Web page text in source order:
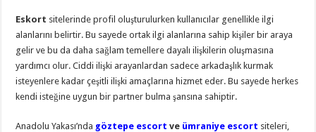
Eskort sitelerinde profil oluşturulurken kullanıcılar genellikle ilgi
alanlarını belirtir. Bu sayede ortak ilgi alanlarına sahip kişiler bir araya
gelir ve bu da daha sağlam temellere dayalı ilişkilerin oluşmasına
yardımcı olur. Ciddi ilişki arayanlardan sadece arkadaşlık kurmak
isteyenlere kadar çeşitli ilişki amaçlarına hizmet eder. Bu sayede herkes
kendi isteğine uygun bir partner bulma şansına sahiptir.
Anadolu Yakası’nda göztepe escort ve ümraniye escort siteleri,